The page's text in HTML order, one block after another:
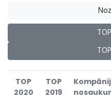
TOP
2020
TOP
2019